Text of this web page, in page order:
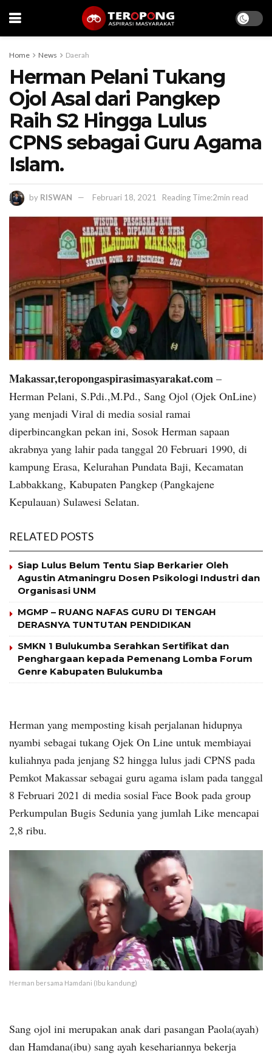
Home News Daerah
Herman Pelani Tukang
Ojol Asal dari Pangkep
Raih S2 Hingga Lulus
CPNS sebagai Guru Agama
Islam.
by RISWAN Februari 18, 2021 Reading Time:2min read
Makassar,teropongaspirasimasyarakat.com –
Herman Pelani, S.Pdi.,M.Pd., Sang Ojol (Ojek OnLine)
yang menjadi Viral di media sosial ramai
diperbincangkan pekan ini, Sosok Herman sapaan
akrabnya yang lahir pada tanggal 20 Februari 1990, di
kampung Erasa, Kelurahan Pundata Baji, Kecamatan
Labbakkang, Kabupaten Pangkep (Pangkajene
Kepulauan) Sulawesi Selatan.
RELATED POSTS
Siap Lulus Belum Tentu Siap Berkarier Oleh
Agustin Atmaningru Dosen Psikologi Industri dan
Organisasi UNM
MGMP – RUANG NAFAS GURU DI TENGAH
DERASNYA TUNTUTAN PENDIDIKAN
SMKN 1 Bulukumba Serahkan Sertifikat dan
Penghargaan kepada Pemenang Lomba Forum
Genre Kabupaten Bulukumba
Herman yang memposting kisah perjalanan hidupnya
nyambi sebagai tukang Ojek On Line untuk membiayai
kuliahnya pada jenjang S2 hingga lulus jadi CPNS pada
Pemkot Makassar sebagai guru agama islam pada tanggal
8 Februari 2021 di media sosial Face Book pada group
Perkumpulan Bugis Sedunia yang jumlah Like mencapai
2,8 ribu.
Herman bersama Hamdani (Ibu kandung)
Sang ojol ini merupakan anak dari pasangan Paola(ayah)
dan Hamdana(ibu) sang ayah kesehariannya bekerja